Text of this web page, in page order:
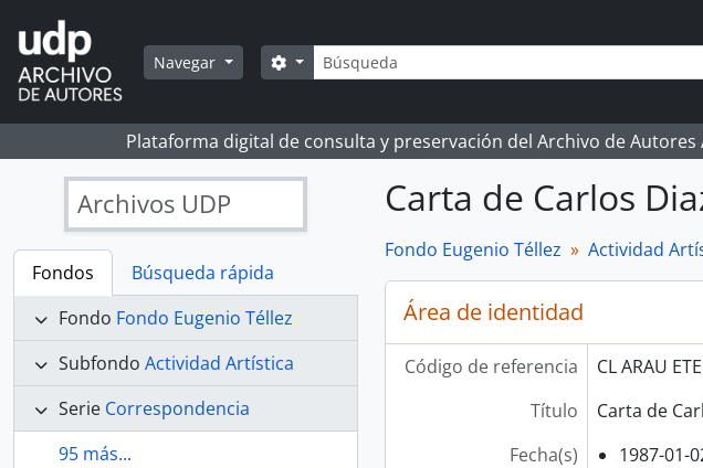
Skip to main content
Navegar Búsqueda
Search options
Plataforma digital de consulta y preservación del Archivo de Autores
Archivos UDP
Fondos
Búsqueda rápida
Fondo Fondo Eugenio Téllez
Subfondo Actividad Artística
Serie Correspondencia
95 más...
Carta de Carlos
Fondo Eugenio Téllez Actividad
Área de identidad
Código de referencia
CL ARAU
Título
Carta de
Fecha(s)
1987-01-